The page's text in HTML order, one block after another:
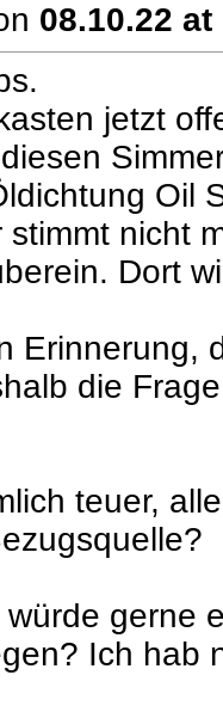
08.10.22
jetzt
Oil
stimmt nicht
Dort
Erinnerung,
die
teuer,
gerne
Ich hab